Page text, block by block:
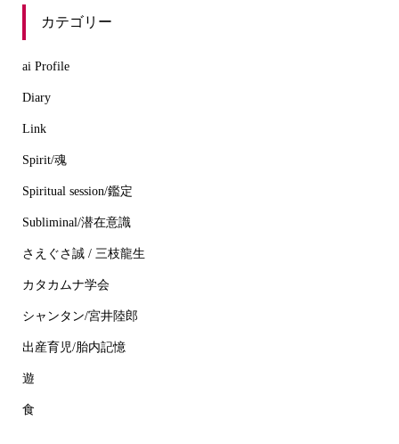
カテゴリー
ai Profile
Diary
Link
Spirit/魂
Spiritual session/鑑定
Subliminal/潜在意識
さえぐさ誠 / 三枝龍生
カタカムナ学会
シャンタン/宮井陸郎
出産育児/胎内記憶
遊
食